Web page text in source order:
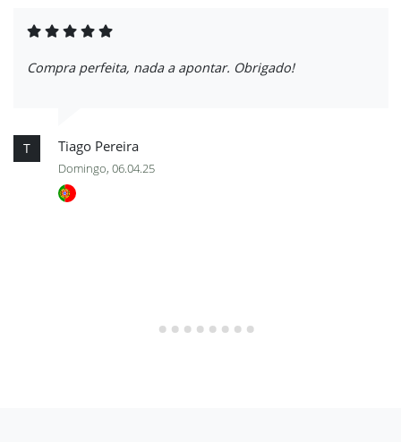
Compra perfeita, nada a apontar. Obrigado!
T Tiago Pereira
Domingo, 06.04.25